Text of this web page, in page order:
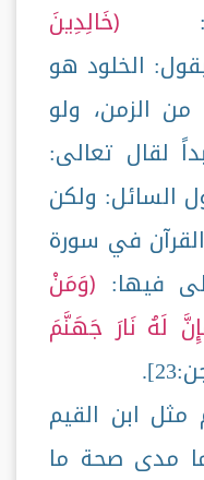
خَالِدِينَ
فيقول: الخلود هو
من الزمن، ولو
لقال تعالى:
السائل: ولكن
في سورة
فيها:
وَمَنْ
لَهُ نَارَ جَهَنَّمَ
مثل ابن القيم
مدى صحة ما